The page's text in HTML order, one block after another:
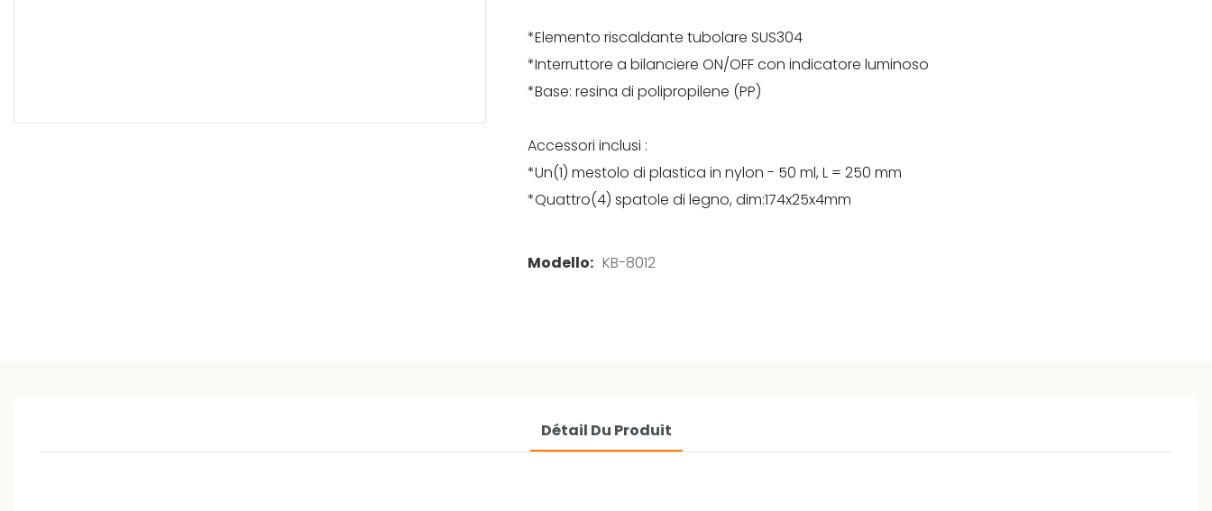
*Elemento riscaldante tubolare SUS304
*Interruttore a bilanciere ON/OFF con indicatore luminoso
*Base: resina di polipropilene (PP)
Accessori inclusi :
*Un(1) mestolo di plastica in nylon - 50 ml, L = 250 mm
*Quattro(4) spatole di legno, dim:174x25x4mm
Modello: KB-8012
Détail Du Produit